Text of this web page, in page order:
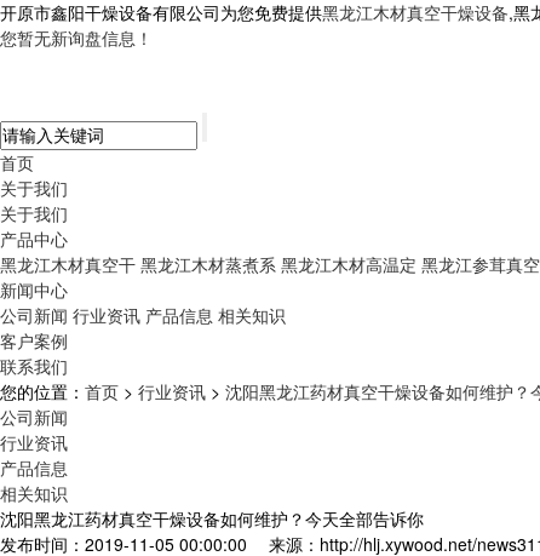
开原市鑫阳干燥设备有限公司为您免费提供黑龙江木材真空干燥设备,黑
您暂无新询盘信息！
首页
关于我们
关于我们
产品中心
黑龙江木材真空干 黑龙江木材蒸煮系 黑龙江木材高温定 黑龙江参茸真
新闻中心
公司新闻 行业资讯 产品信息 相关知识
客户案例
联系我们
您的位置： 首页 > 行业资讯 > 沈阳黑龙江药材真空干燥设备如何维护？
公司新闻
行业资讯
产品信息
相关知识
沈阳黑龙江药材真空干燥设备如何维护？今天全部告诉你
发布时间：2019-11-05 00:00:00
来源：http://hlj.xywood.net/